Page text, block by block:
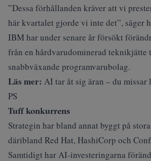
”Dessa förhållanden kräver att vi
här kvartalet gjorde vi inte det”, säger
IBM har under senare år försökt
från en hårdvarudominerad teknikjätte
snabbväxande programvarubolag.
Läs mer: AI tar åt sig äran – du missar
PS
Tuff konkurrens
Strategin har bland annat byggt på
däribland Red Hat, HashiCorp och
Samtidigt har AI-investeringarna